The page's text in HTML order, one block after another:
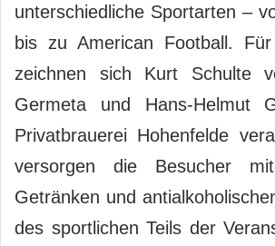
unterschiedliche Sportarten –
bis zu American Football.
zeichnen sich Kurt Schulte
Germeta und Hans-Helmut
Privatbrauerei Hohenfelde
versorgen die Besucher
Getränken und
des sportlichen Teils der